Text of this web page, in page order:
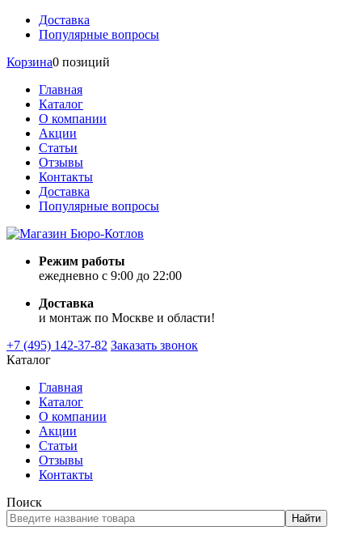
Доставка
Популярные вопросы
Корзина0 позиций
Главная
Каталог
О компании
Акции
Статьи
Отзывы
Контакты
Доставка
Популярные вопросы
Режим работы
ежедневно с 9:00 до 22:00
Доставка
и монтаж по Москве и области!
+7 (495) 142-37-82 Заказать звонок
Каталог
Главная
Каталог
О компании
Акции
Статьи
Отзывы
Контакты
Поиск
Найти